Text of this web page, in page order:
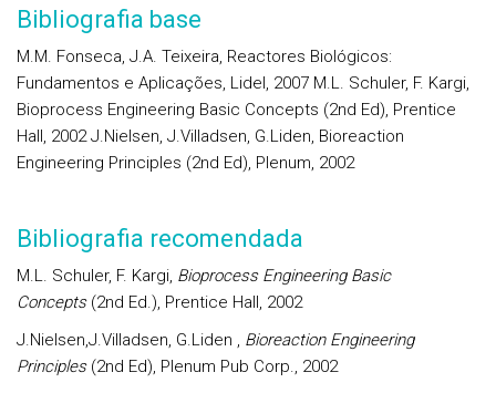
Bibliografia base
M.M. Fonseca, J.A. Teixeira, Reactores Biológicos:
Fundamentos e Aplicações, Lidel, 2007 M.L. Schuler, F. Kargi,
Bioprocess Engineering Basic Concepts (2nd Ed), Prentice
Hall, 2002 J.Nielsen, J.Villadsen, G.Liden, Bioreaction
Engineering Principles (2nd Ed), Plenum, 2002
Bibliografia recomendada
M.L. Schuler, F. Kargi, Bioprocess Engineering Basic
Concepts(2nd Ed.), Prentice Hall, 2002
J.Nielsen,J.Villadsen, G.Liden , Bioreaction Engineering
Principles(2nd Ed), Plenum Pub Corp., 2002